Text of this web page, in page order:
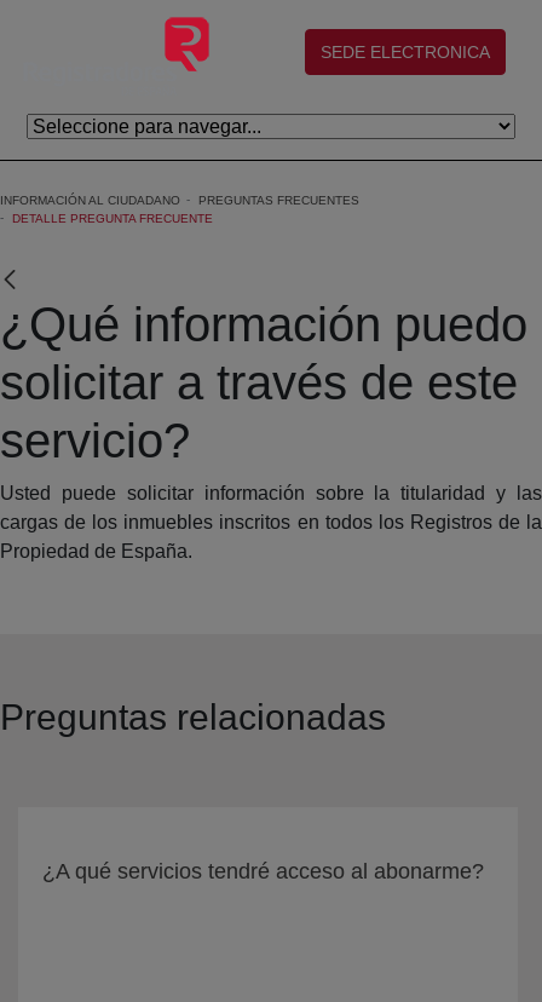
Skip to Main Content
(abre en nueva ventana)
SEDE ELECTRONICA
INFORMACIÓN AL CIUDADANO
PREGUNTAS FRECUENTES
DETALLE PREGUNTA FRECUENTE
¿Qué información puedo
solicitar a través de este
servicio?
Usted puede solicitar información sobre la titularidad y las
cargas de los inmuebles inscritos en todos los Registros de la
Propiedad de España.
Preguntas relacionadas
¿A qué servicios tendré acceso al abonarme?